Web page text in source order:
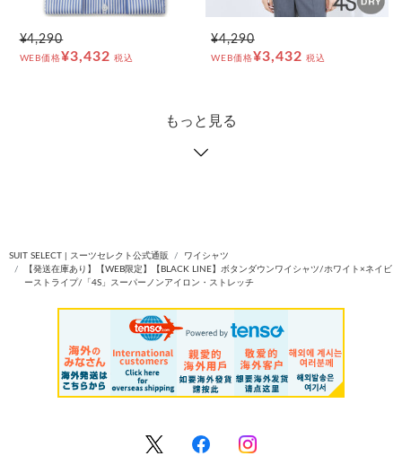
¥4,290
WEB価格¥3,432 税込
¥4,290
WEB価格¥3,432 税込
もっと見る
SUIT SELECT | スーツセレクト公式通販
ワイシャツ
【発送在庫あり】【WEB限定】【BLACK LINE】ボタンダウンワイシャツ/ホワイト×ネイビ
ーストライプ/「4S」スーパーノンアイロン・ストレッチ